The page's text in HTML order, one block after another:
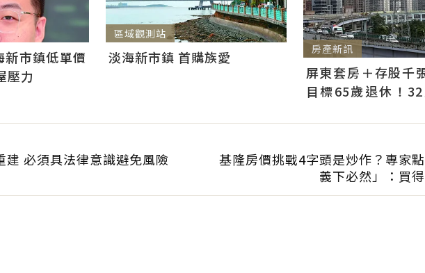
新市鎮低單價
壓力
區域觀測站
淡海新市鎮 首購族愛 房產新訊
屏東套房＋存股千
目標65歲退休！
建 必須具法律意識避免風險
基隆房價挑戰4字頭是炒作？專家
義下必然」：買